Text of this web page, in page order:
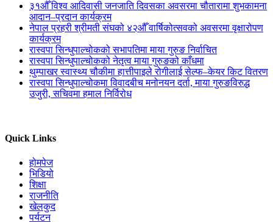
३१औँ विश्व आदिवासी जनजाति दिवसका अवसरमा चौतारामा शुभकामना
आदान–प्रदान कार्यक्रम
नेपाल प्रहरी श्रीमती संघको ४२औँ वार्षिकोत्सवको अवसरमा वृक्षारोपण
कार्यक्रम
रास्वपा सिन्धुपाल्चोकको सभापतिमा माया गुरुङ निर्वाचित
रास्वपा सिन्धुपाल्चोकको नेतृत्व माया गुरुङको काँधमा
थुम्पाखर स्वास्थ्य चौकीमा हात्तीपाइले रोगीलाई सेल्फ–केयर किट वितरण
रास्वपा सिन्धुपाल्चोकमा विवादबीच मनोनयन दर्ता, माया गुरुङविरुद्ध
उजुरी, सचिवमा हमाल निर्विरोध
Quick Links
होमपेज
भिडियो
शिक्षा
राजनीति
खेलकुद
पर्यटन